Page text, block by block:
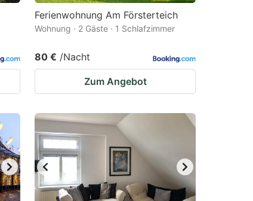
Ferienwohnung Am Försterteich
Wohnung · 2 Gäste · 1 Schlafzimmer
80 € /Nacht
Zum Angebot